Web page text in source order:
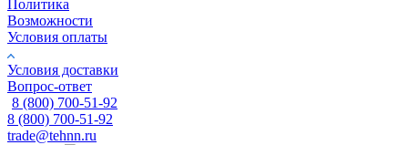
Политика
Возможности
Условия оплаты
Условия доставки
Вопрос-ответ
8 (800) 700-51-92
8 (800) 700-51-92
trade@tehnn.ru